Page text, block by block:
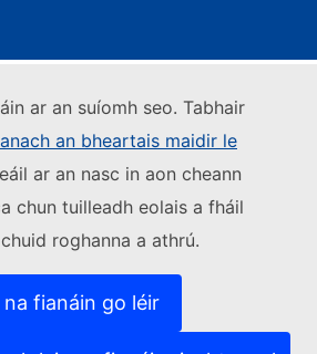
ar an suíomh seo. Tabhair
an bheartais maidir le
ar an nasc in aon cheann
chun tuilleadh eolais a fháil
roghanna a athrú.
na fianáin go léir